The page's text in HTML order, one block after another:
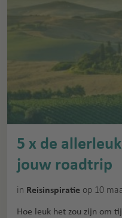
5 x de
jouw roadtrip
in Reisinspiratie op 10
Hoe leuk het zou zijn om